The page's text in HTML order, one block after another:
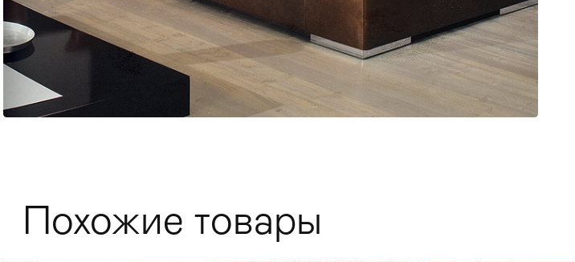
Столы > Мебель для ванных комнат
Похожие товары